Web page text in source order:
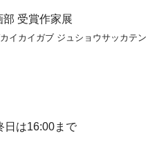
受賞作家展
イカイガブ ジュショウサッカテン
日は16:00まで